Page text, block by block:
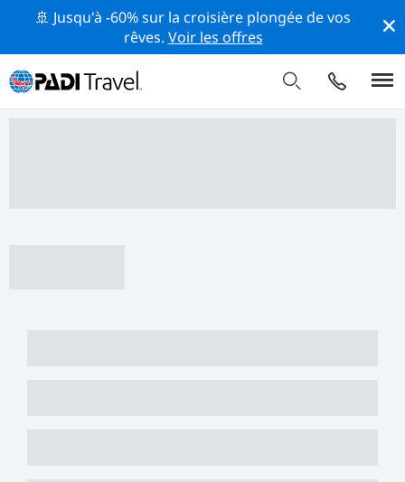
🚢 Jusqu'à -60% sur la croisière plongée de vos
rêves. Voir les offres